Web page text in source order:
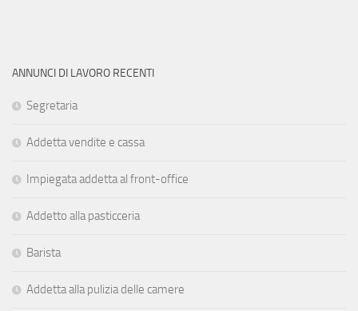
ANNUNCI DI LAVORO RECENTI
Segretaria
Addetta vendite e cassa
Impiegata addetta al front-office
Addetto alla pasticceria
Barista
Addetta alla pulizia delle camere